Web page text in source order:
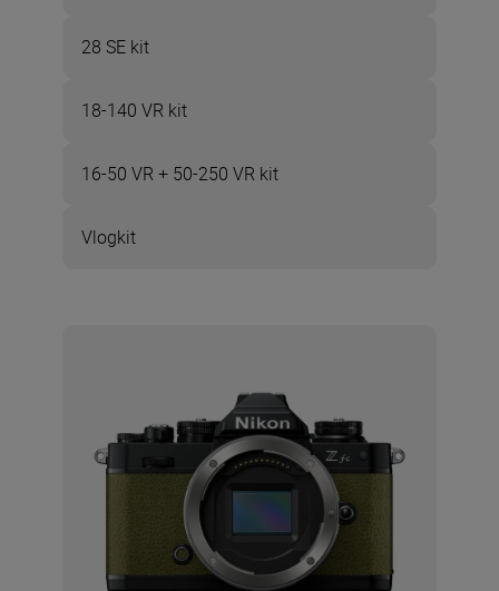
28 SE kit
18-140 VR kit
16-50 VR + 50-250 VR kit
Vlogkit